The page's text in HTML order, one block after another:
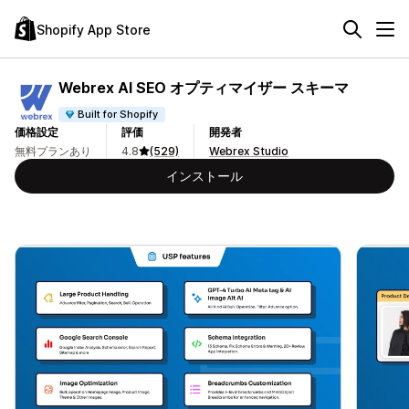
Shopify App Store
Webrex AI SEO オプティマイザー スキーマ
Built for Shopify
価格設定
無料プランあり
評価
4.8
(529)
開発者
Webrex Studio
インストール